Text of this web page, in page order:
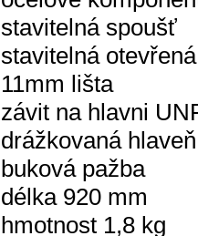
stavitelná spoušť
stavitelná
11mm lišta
závit na hlavni
drážkovaná
buková pažba
délka 920 mm
hmotnost 1,8 kg